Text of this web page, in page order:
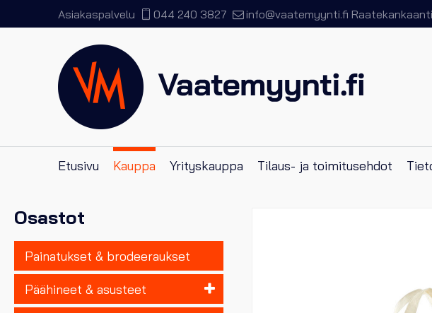
Asiakaspalvelu 044 240 3827 info@vaatemyynti.fi
Etusivu Kauppa Yrityskauppa Tilaus- ja toimitusehdot
Osastot
Painatukset & brodeeraukset
Päähineet & asusteet